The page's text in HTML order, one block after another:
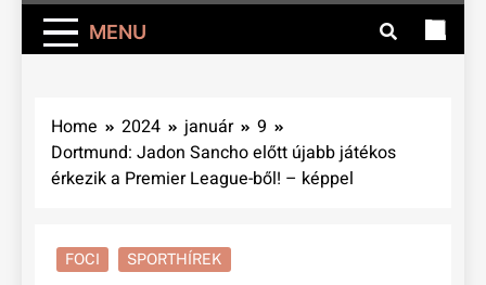
MENU
Home 2024 január
9
Dortmund: Jadon Sancho előtt újabb játékos
érkezik a Premier League-ből! – képpel
FOCI SPORTHÍREK